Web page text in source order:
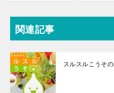
関連記事
スルスルこうそ